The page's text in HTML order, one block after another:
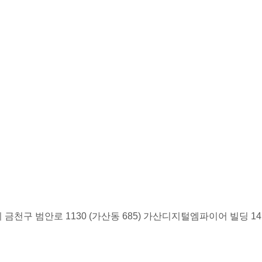
금천구 범안로 1130 (가산동 685) 가산디지털엠파이어 빌딩